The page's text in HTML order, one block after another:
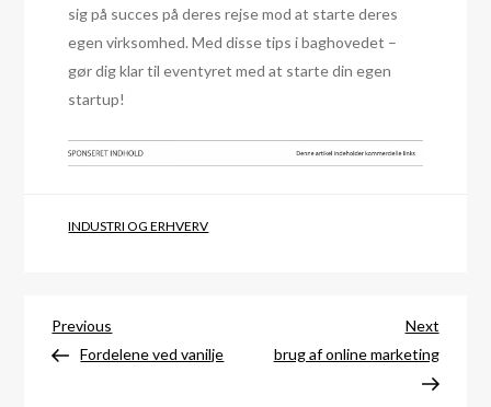
sig på succes på deres rejse mod at starte deres
egen virksomhed. Med disse tips i baghovedet –
gør dig klar til eventyret med at starte din egen
startup!
INDUSTRI OG ERHVERV
Indlægsnavigation
Previous
Post
Previous
Fordelene ved vanilje
Next
Post
Next
brug af online marketing